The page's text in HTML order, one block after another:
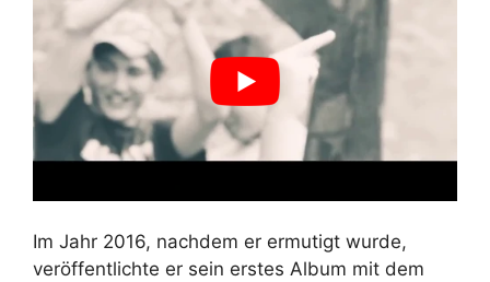
Im Jahr 2016, nachdem er ermutigt wurde,
veröffentlichte er sein erstes Album mit dem